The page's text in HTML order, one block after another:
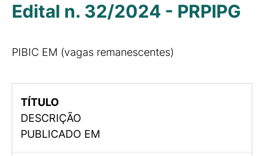
Edital n. 32/2024 - PRPIPG
PIBIC EM (vagas remanescentes)
TÍTULO
DESCRIÇÃO
PUBLICADO EM